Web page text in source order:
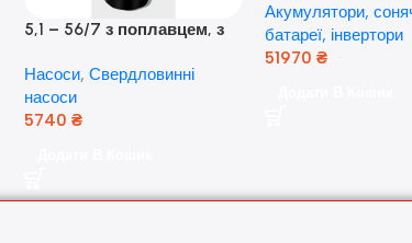
5,1 – 56/7 з поплавцем, з
(оригінал Польща)
Насоси, Свердловинні
насоси
5740 ₴
Гібридний
та акумулятор
Акумулятори,
батареї, інвертори
51970 ₴